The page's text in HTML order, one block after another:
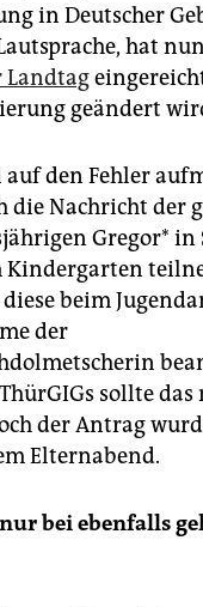
in Deutscher
hat nun
Landtag
geändert
den Fehler
die Nachricht der
Gregor* in
Kindergarten
beim
der
sollte
der Antrag
Elternabend.
bei ebenfalls